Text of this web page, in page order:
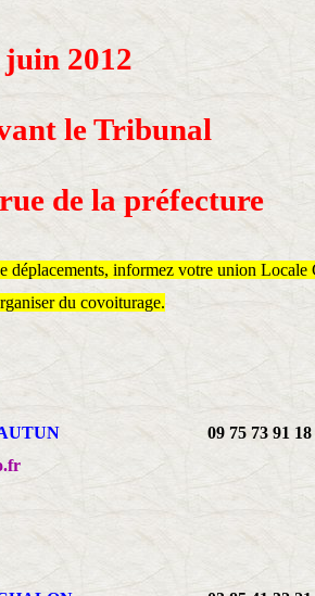
2012
le Tribunal
de la préfecture
déplacements, informez votre union
du covoiturage.
09 75 73 91 18